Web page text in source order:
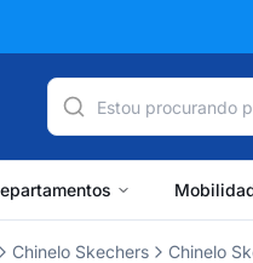
Chinelo Skechers Chinelo